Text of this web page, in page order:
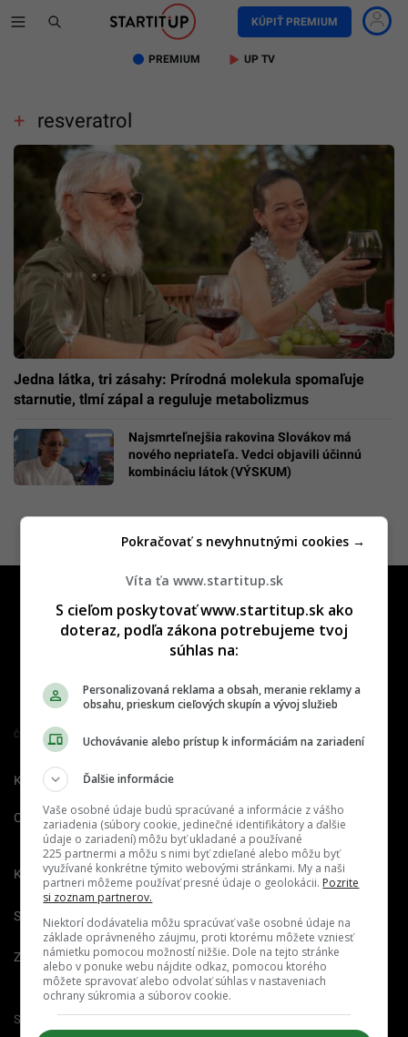
KÚPIŤ PREMIUM
PREMIUM UP TV
resveratrol
Jedna látka, tri zásahy: Prírodná molekula spomaľuje
starnutie, tlmí zápal a reguluje metabolizmus
Najsmrteľnejšia rakovina Slovákov má
nového nepriateľa. Vedci objavili účinnú
kombináciu látok (VÝSKUM)
Člen združenia IAB Slovakia
Kontakt Inzercia
O nás Redakcia
Nahlásiť
chybu
Kariéra
Spravovať notifikácie
Zrušiť predplatné
Startitup.sk Fontech.sk Odzadu.sk
Víta ťa www.startitup.sk
S cieľom poskytovať www.startitup.sk ako
doteraz, podľa zákona potrebujeme tvoj
súhlas na:
Personalizovaná reklama a obsah, meranie reklamy a
obsahu, prieskum cieľových skupín a vývoj služieb
Uchovávanie alebo prístup k informáciám na zariadení
Ďalšie informácie
Vaše osobné údaje budú spracúvané a informácie z vášho
zariadenia (súbory cookie, jedinečné identifikátory a ďalšie
údaje o zariadení) môžu byť ukladané a používané
225 partnermi a môžu s nimi byť zdieľané alebo môžu byť
využívané konkrétne týmito webovými stránkami. My a naši
partneri môžeme používať presné údaje o geolokácii. Pozrite
si zoznam partnerov.
Niektorí dodávatelia môžu spracúvať vaše osobné údaje na
základe oprávneného záujmu, proti ktorému môžete vzniesť
námietku pomocou možností nižšie. Dole na tejto stránke
alebo v ponuke webu nájdite odkaz, pomocou ktorého
môžete spravovať alebo odvolať súhlas v nastaveniach
ochrany súkromia a súborov cookie.
Pokračovať s nevyhnutnými cookies →